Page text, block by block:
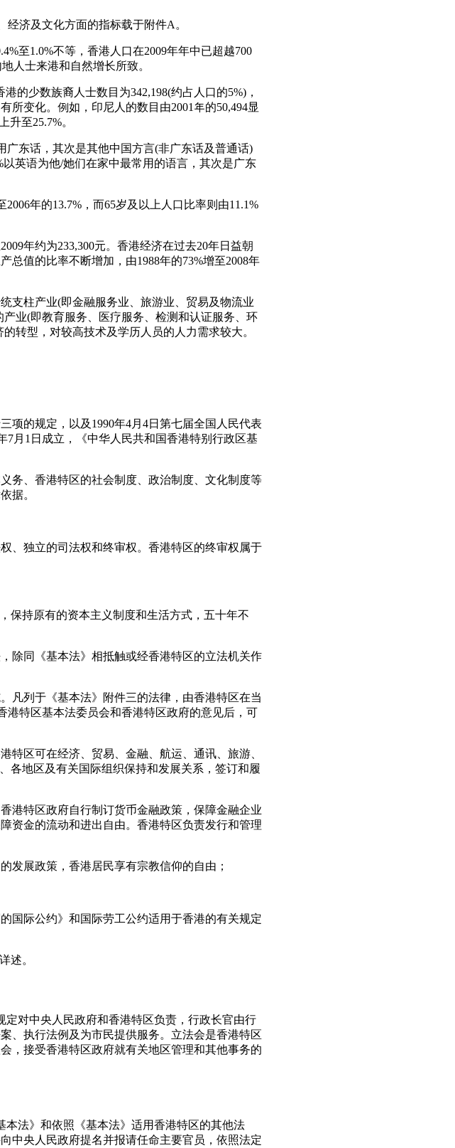
济及文化方面的指标载于附件A。
至1.0%不等，香港人口在2009年年中已超越700
人士来港和自然增长所致。
的少数族裔人士数目为342,198(约占人口的5%)，
所变化。例如，印尼人的数目由2001年的50,494显
升至25.7%。
广东话，其次是其他中国方言(非广东话及普通话)
英语为他/她们在家中最常用的语言，其次是广东
年的13.7%，而65岁及以上人口比率则由11.1%
年约为233,300元。香港经济在过去20年日益朝
总值的比率不断增加，由1988年的73%增至2008年
支柱产业(即金融服务业、旅游业、贸易及物流业
业(即教育服务、医疗服务、检测和认证服务、环
转型，对较高技术及学历人员的人力需求较大。
项的规定，以及1990年4月4日第七届全国人民代表
7月1日成立，《中华人民共和国香港特别行政区基
务、香港特区的社会制度、政治制度、文化制度等
据。
、独立的司法权和终审权。香港特区的终审权属于
保持原有的资本主义制度和生活方式，五十年不
除同《基本法》相抵触或经香港特区的立法机关作
凡列于《基本法》附件三的法律，由香港特区在当
港特区基本法委员会和香港特区政府的意见后，可
特区可在经济、贸易、金融、航运、通讯、旅游、
各地区及有关国际组织保持和发展关系，签订和履
港特区政府自行制订货币金融政策，保障金融企业
资金的流动和进出自由。香港特区负责发行和管理
发展政策，香港居民享有宗教信仰的自由；
国际公约》和国际劳工公约适用于香港的有关规定
述。
对中央人民政府和香港特区负责，行政长官由行
、执行法例及为市民提供服务。立法会是香港特区
，接受香港特区政府就有关地区管理和其他事务的
法》和依照《基本法》适用香港特区的其他法
中央人民政府提名并报请任命主要官员，依照法定